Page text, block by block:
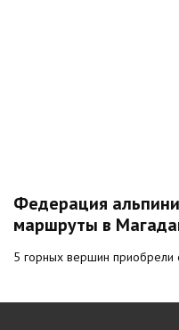
Федерация
маршруты в
5 горных вершин приобрели